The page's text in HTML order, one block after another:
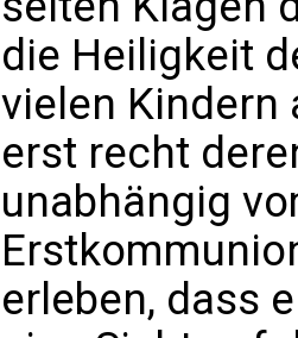
die Heiligkeit
vielen Kindern
erst recht
unabhängig
erleben, dass